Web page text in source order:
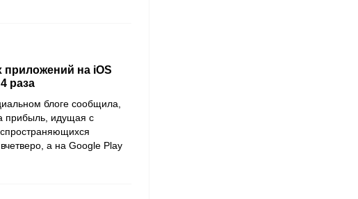
приложений на iOS
раза
блоге сообщила,
прибыль, идущая с
а на Google Play